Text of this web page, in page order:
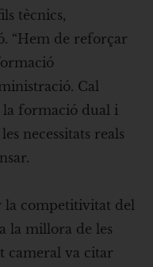
tècnics,
“Hem de reforçar
Cal
la formació dual i
necessitats reals
la competitivitat del
la millora de les
cameral va citar